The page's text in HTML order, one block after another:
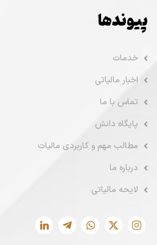
پیوندها
خدمات
اخبار مالیاتی
تماس با ما
پایگاه دانش
مطالب مهم و کاربردی مالیات
درباره ما
لایحه مالیاتی